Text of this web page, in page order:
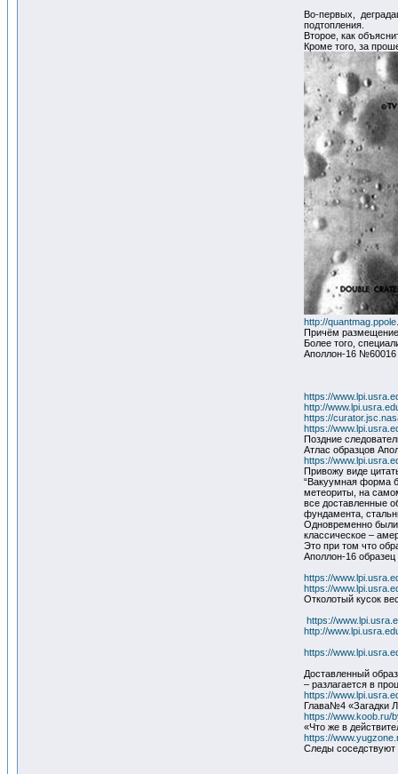
Во-первых,
подтопления.
Второе, как
Кроме того, за
http://
Причём
Более того,
Аполлон-16
https://
http://
https://
https://
Поздние
Атлас образцов
https://
Привожу виде
“Вакуумная форма
метеориты, на
все доставленные
фундамента,
Одновременно были
классическое –
Это при том что
Аполлон-16 образец
https://
https://
Отколотый кусок
https://
http://
https://
Доставленный
– разлагается в
https://
Глава№4 «Загадки
https://www.koob.ru/
«Что же в
https://
Следы соседствуют